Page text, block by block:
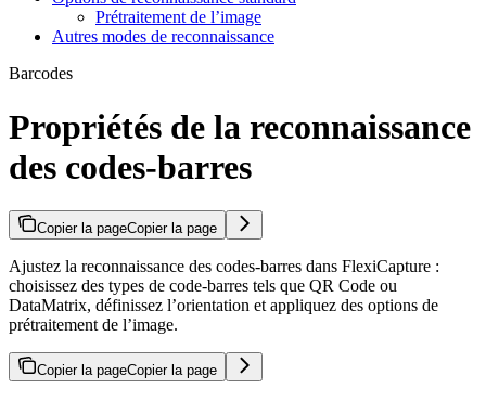
Prétraitement de l’image
Autres modes de reconnaissance
Barcodes
Propriétés de la reconnaissance
des codes-barres
Copier la pageCopier la page
Ajustez la reconnaissance des codes-barres dans FlexiCapture :
choisissez des types de code-barres tels que QR Code ou
DataMatrix, définissez l’orientation et appliquez des options de
prétraitement de l’image.
Copier la pageCopier la page